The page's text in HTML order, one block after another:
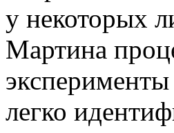
у некоторых
Мартина
легко